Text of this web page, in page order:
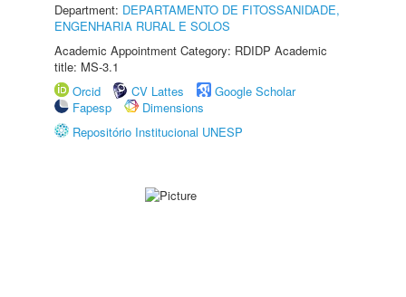
Department: DEPARTAMENTO DE FITOSSANIDADE,
ENGENHARIA RURAL E SOLOS
Academic Appointment Category: RDIDP Academic
title: MS-3.1
Orcid
CV Lattes
Google Scholar
Fapesp
Dimensions
Repositório Institucional UNESP